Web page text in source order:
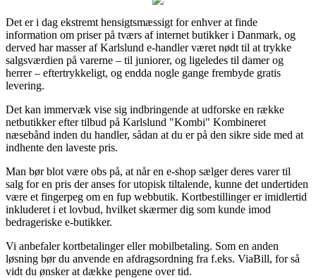
Det er i dag ekstremt hensigtsmæssigt for enhver at finde
information om priser på tværs af internet butikker i Danmark, og
derved har masser af Karlslund e-handler været nødt til at trykke
salgsværdien på varerne – til juniorer, og ligeledes til damer og
herrer – eftertrykkeligt, og endda nogle gange frembyde gratis
levering.
Det kan immervæk vise sig indbringende at udforske en række
netbutikker efter tilbud på Karlslund "Kombi" Kombineret
næsebånd inden du handler, sådan at du er på den sikre side med at
indhente den laveste pris.
Man bør blot være obs på, at når en e-shop sælger deres varer til
salg for en pris der anses for utopisk tiltalende, kunne det undertiden
være et fingerpeg om en fup webbutik. Kortbestillinger er imidlertid
inkluderet i et lovbud, hvilket skærmer dig som kunde imod
bedrageriske e-butikker.
Vi anbefaler kortbetalinger eller mobilbetaling. Som en anden
løsning bør du anvende en afdragsordning fra f.eks. ViaBill, for så
vidt du ønsker at dække pengene over tid.